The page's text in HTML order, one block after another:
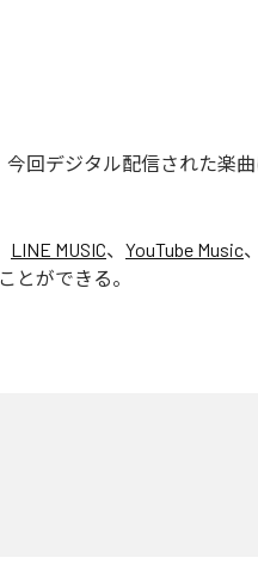
回デジタル配信された楽曲
LINE MUSIC、 YouTube Music、
とができる。